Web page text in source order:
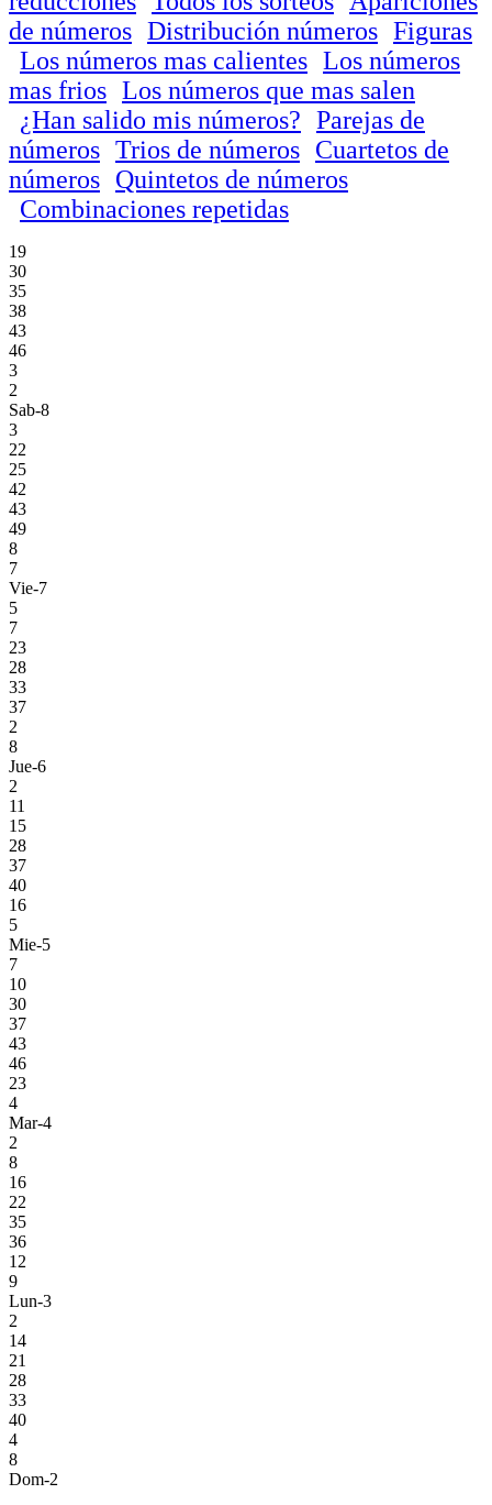
de números Distribución números Figuras
Los números mas calientes Los números
mas frios Los números que mas salen
¿Han salido mis números? Parejas de
números Trios de números Cuartetos de
números Quintetos de números
Combinaciones repetidas
19
30
35
38
43
46
3
2
Sab-8
3
22
25
42
43
49
8
7
Vie-7
5
7
23
28
33
37
2
8
Jue-6
2
11
15
28
37
40
16
5
Mie-5
7
10
30
37
43
46
23
4
Mar-4
2
8
16
22
35
36
12
9
Lun-3
2
14
21
28
33
40
4
8
Dom-2